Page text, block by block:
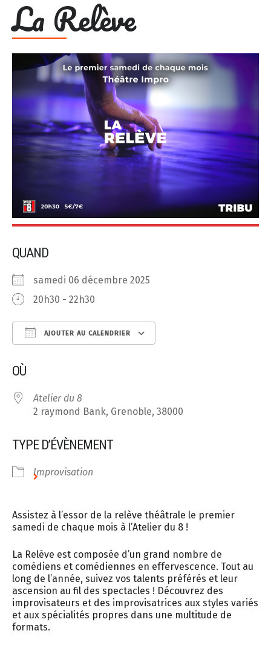
La Relève
QUAND
samedi 06 décembre 2025
20h30 - 22h30
AJOUTER AU CALENDRIER
OÙ
Atelier du 8
2 raymond Bank, Grenoble, 38000
TYPE D’ÉVÈNEMENT
Improvisation
Assistez à l’essor de la relève théâtrale le premier
samedi de chaque mois à l’Atelier du 8 !
La Relève est composée d’un grand nombre de
comédiens et comédiennes en effervescence. Tout au
long de l’année, suivez vos talents préférés et leur
ascension au fil des spectacles ! Découvrez des
improvisateurs et des improvisatrices aux styles variés
et aux spécialités propres dans une multitude de
formats.